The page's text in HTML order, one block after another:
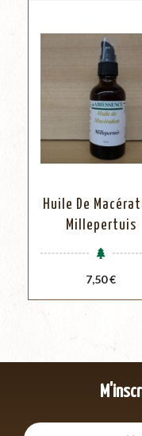
Huile De
Millepertuis
Prix
7,50 €